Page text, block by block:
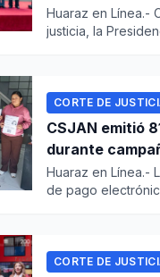
Huaraz en Línea.-
justicia, la
CORTE DE
CSJAN emitió
durante
Huaraz en Línea.-
de pago
CORTE DE